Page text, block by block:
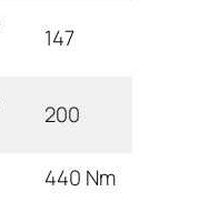
147
200
440 Nm